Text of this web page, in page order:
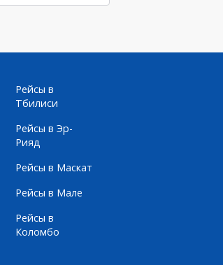
Рейсы в
Тбилиси
Рейсы в Эр-
Рияд
Рейсы в Маскат
Рейсы в Мале
Рейсы в
Коломбо